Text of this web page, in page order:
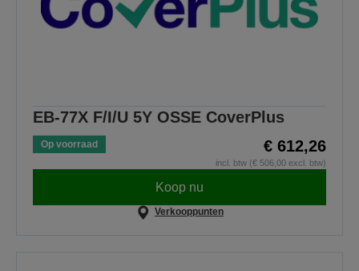
EB-77X F/I/U 5Y OSSE CoverPlus
Op voorraad € 612,26
incl. btw (€ 506,00 excl. btw)
Koop nu
Verkooppunten